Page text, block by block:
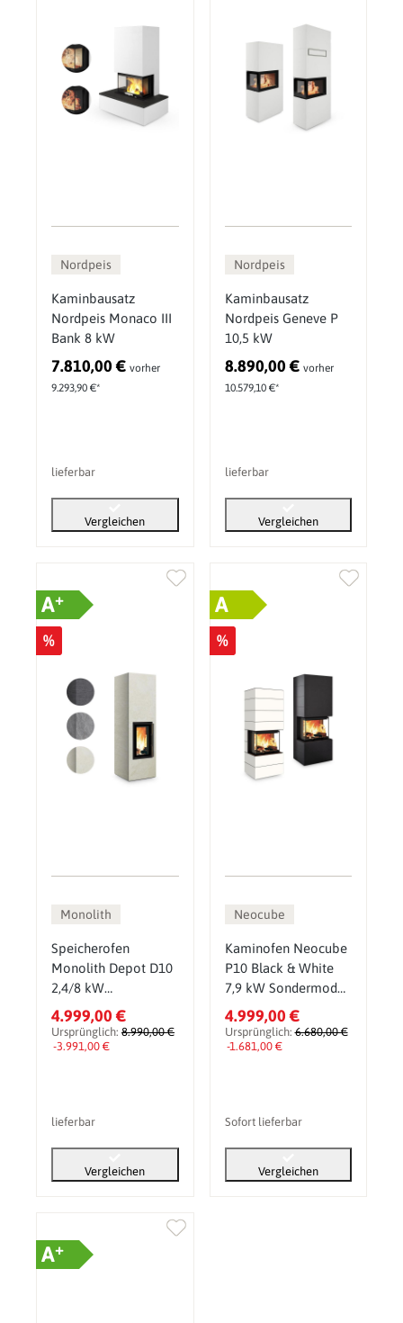
Nordpeis
Kaminbausatz
Nordpeis Monaco III
Bank 8 kW
7.810,00 € vorher
9.293,90 €*
lieferbar
Vergleichen
Nordpeis
Kaminbausatz
Nordpeis Geneve P
10,5 kW
8.890,00 € vorher
10.579,10 €*
lieferbar
Vergleichen
A+
%
Monolith
Speicherofen
Monolith Depot D10
2,4/8 kW
Sondermodell
4.999,00 €
Ursprünglich: 8.990,00 €
-3.991,00 €
lieferbar
Vergleichen
A
%
Neocube
Kaminofen Neocube
P10 Black & White
7,9 kW Sondermodell
inkl. Wärmespeicher
4.999,00 €
Ursprünglich:6.680,00 €
-1.681,00 €
Sofort lieferbar
Vergleichen
A+